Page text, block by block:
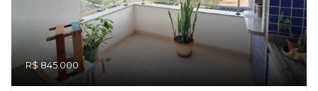
R$ 845.000